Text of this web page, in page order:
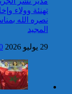
حصيلة حوادث السير
بالمناطق الحضرية
الأسبوع المنصرم
جلالة الملك من
للمنظمة الدولية
المديرية العامة
بريطانية بشأن
بريطاني عارية من
تهنئة وولاء
نصره الله
المجيد
29 يوليو 2026